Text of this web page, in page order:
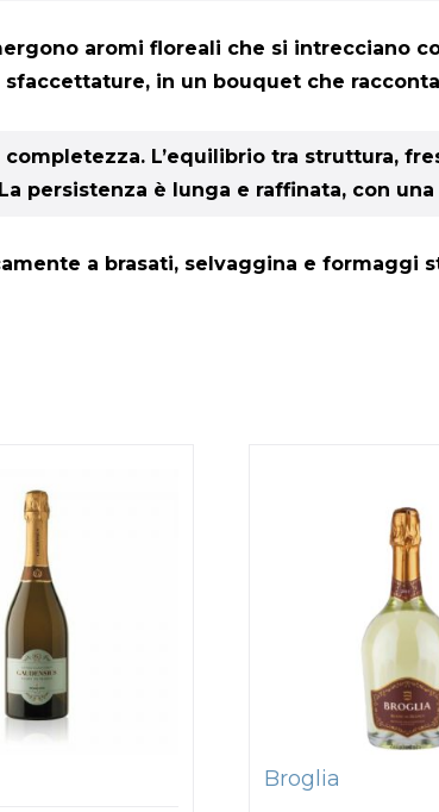
aromi floreali che si intrecciano
sfaccettature, in un bouquet che
L’equilibrio tra struttura,
persistenza è lunga e raffinata, con
a brasati, selvaggina e formaggi
Broglia